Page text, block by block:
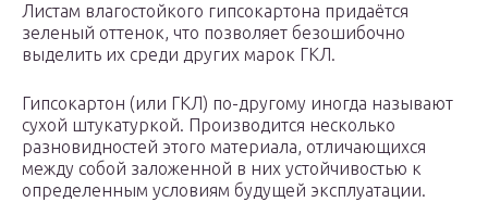
Листам влагостойкого гипсокартона придаётся
зеленый оттенок, что позволяет безошибочно
выделить их среди других марок ГКЛ.
Гипсокартон (или ГКЛ) по-другому иногда называют
сухой штукатуркой. Производится несколько
разновидностей этого материала, отличающихся
между собой заложенной в них устойчивостью к
определенным условиям будущей эксплуатации.